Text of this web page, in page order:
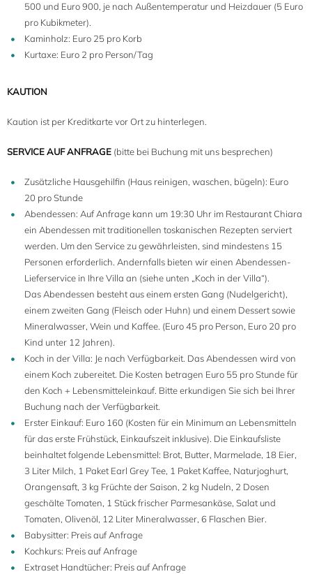
500 und Euro 900, je nach Außentemperatur und Heizdauer (5 Euro
pro Kubikmeter).
Kaminholz: Euro 25 pro Korb
Kurtaxe: Euro 2 pro Person/Tag
KAUTION
Kaution ist per Kreditkarte vor Ort zu hinterlegen.
SERVICE AUF ANFRAGE (bitte bei Buchung mit uns besprechen)
Zusätzliche Hausgehilfin (Haus reinigen, waschen, bügeln): Euro
20 pro Stunde
Abendessen: Auf Anfrage kann um 19:30 Uhr im Restaurant Chiara
ein Abendessen mit traditionellen toskanischen Rezepten serviert
werden. Um den Service zu gewährleisten, sind mindestens 15
Personen erforderlich. Andernfalls bieten wir einen Abendessen-
Lieferservice in Ihre Villa an (siehe unten „Koch in der Villa“).
Das Abendessen besteht aus einem ersten Gang (Nudelgericht),
einem zweiten Gang (Fleisch oder Huhn) und einem Dessert sowie
Mineralwasser, Wein und Kaffee. (Euro 45 pro Person, Euro 20 pro
Kind unter 12 Jahren).
Koch in der Villa: Je nach Verfügbarkeit. Das Abendessen wird von
einem Koch zubereitet. Die Kosten betragen Euro 55 pro Stunde für
den Koch + Lebensmitteleinkauf. Bitte erkundigen Sie sich bei Ihrer
Buchung nach der Verfügbarkeit.
Erster Einkauf: Euro 160 (Kosten für ein Minimum an Lebensmitteln
für das erste Frühstück, Einkaufszeit inklusive). Die Einkaufsliste
beinhaltet folgende Lebensmittel: Brot, Butter, Marmelade, 18 Eier,
3 Liter Milch, 1 Paket Earl Grey Tee, 1 Paket Kaffee, Naturjoghurt,
Orangensaft, 3 kg Früchte der Saison, 2 kg Nudeln, 2 Dosen
geschälte Tomaten, 1 Stück frischer Parmesankäse, Salat und
Tomaten, Olivenöl, 12 Liter Mineralwasser, 6 Flaschen Bier.
Babysitter: Preis auf Anfrage
Kochkurs: Preis auf Anfrage
Extraset Handtücher: Preis auf Anfrage